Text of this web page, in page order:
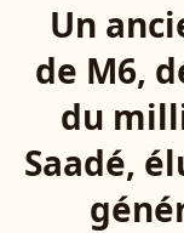
Un
de M6,
du
Saadé,